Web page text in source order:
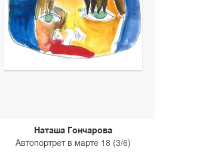
Наташа Гончарова
Автопортрет в марте 18 (3/6)